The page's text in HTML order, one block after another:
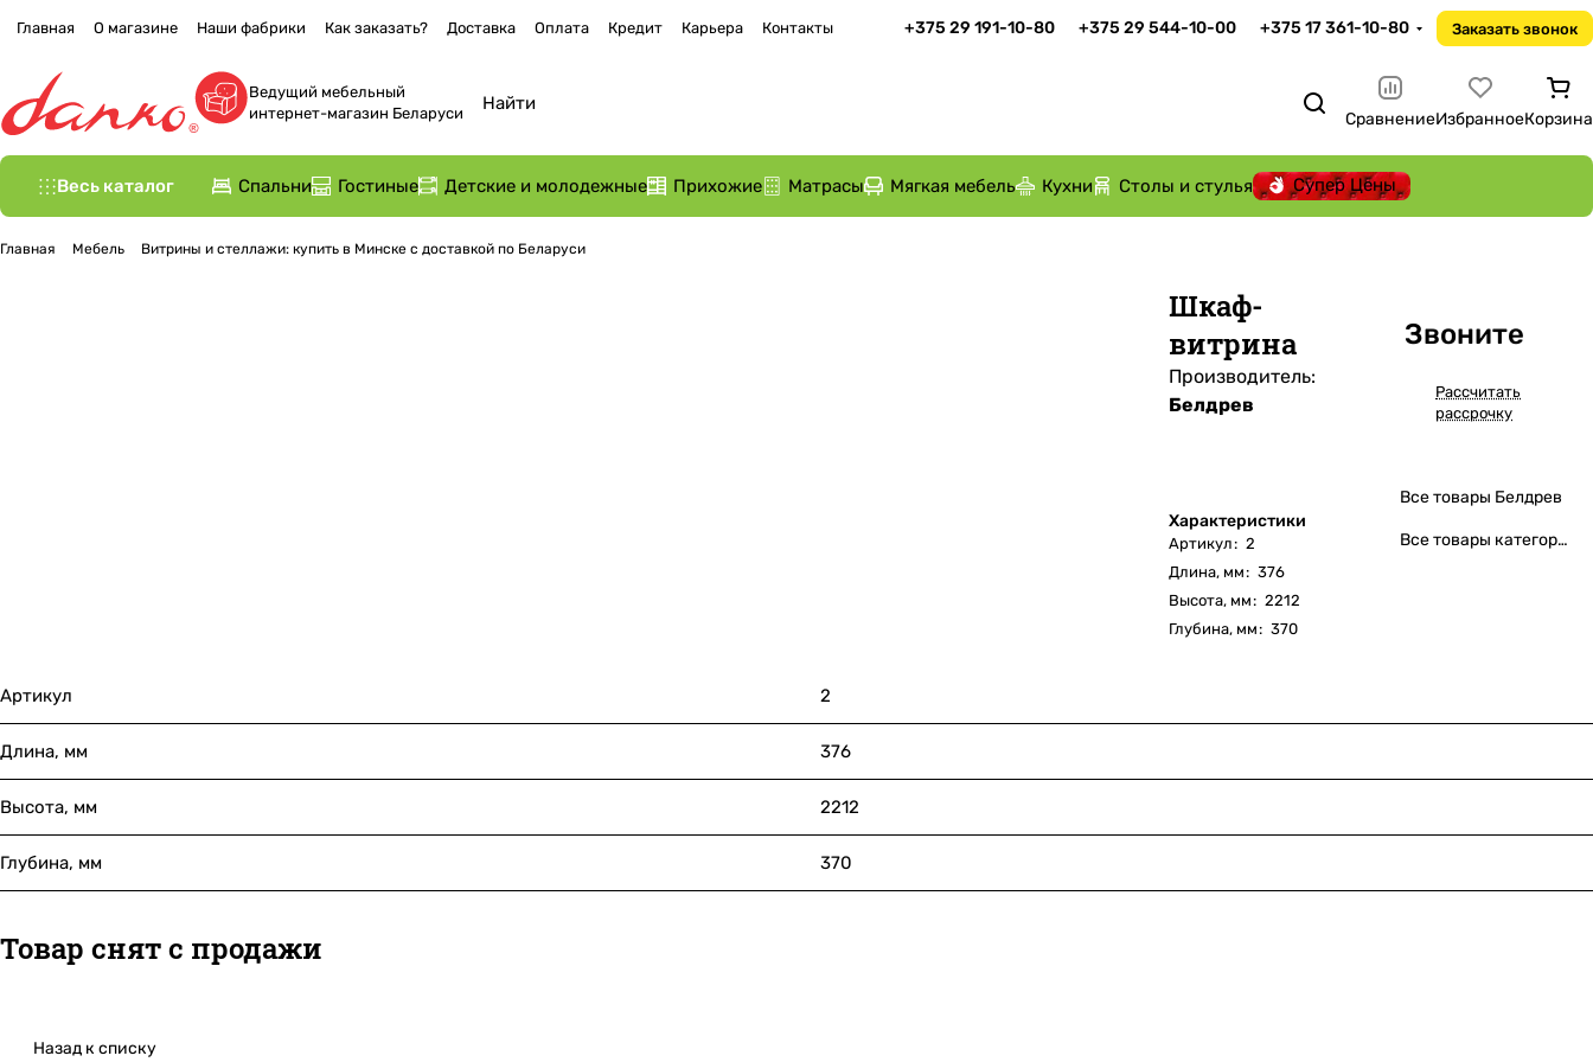
Главная О магазине Наши фабрики Как заказать? Доставка Оплата Кредит Карьера Контакты +375 29 191-10-80 +375 29 544-10-00 +375 17 361-10-80 Заказать звонок
Ведущий мебельный
интернет-магазин Беларуси
СравнениеИзбранноеКорзина
Весь каталог Спальни Гостиные Детские и молодежные Прихожие Матрасы Мягкая мебель Кухни Столы и стулья Супер Цены
Главная Мебель Витрины и стеллажи: купить в Минске с доставкой по Беларуси
Шкаф-
витрина
Производитель:
Белдрев
Характеристики
Артикул: 2
Длина, мм: 376
Высота, мм: 2212
Глубина, мм: 370
Звоните
Рассчитать
рассрочку
Все товары Белдрев
Все товары категории
Артикул 2
Длина, мм 376
Высота, мм 2212
Глубина, мм 370
Товар снят с продажи
Назад к списку